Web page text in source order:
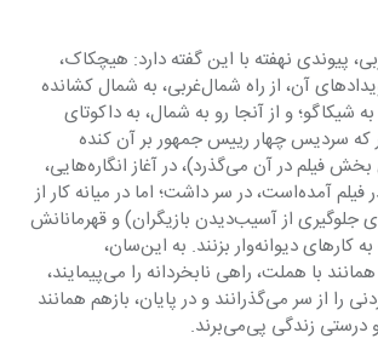
شمال از شمال‌غربی، پیوندی نهفته با این گفته دارد: هیچکاک،
برای این فیلم، که رویدادهای آن، از راه شمال‌غربی، به شمال کشانده
به شیکاگو؛ و از آنجا رو به شمال، به داکوتای
که سردیس چهار رییس جمهور بر آن کنده
شده‌است و واپسین بخش فیلم در آن می‌گذرد)، در آغاز انگاره‌هایی،
دیوانه‌وارتر از آنچه در فیلم آمده‌است، در سر داشت؛ اما در میانه کار از
آنها چشم‌پوشید (برای جلوگیری از آسیب‌دیدن بازیگران) و قهرمانانش
را واداشت که دست به کارهای دیوانه‌وار بزنند. به این‌سان،
کاراکترهای فیلم نیز، همانند با هملت، راهی نابخردانه را می‌پیمایند،
پیشامدهایی باورنکردنی را از سر می‌گذرانند و در پایان، بازهم همانند
زندگی پی‌می‌برند.